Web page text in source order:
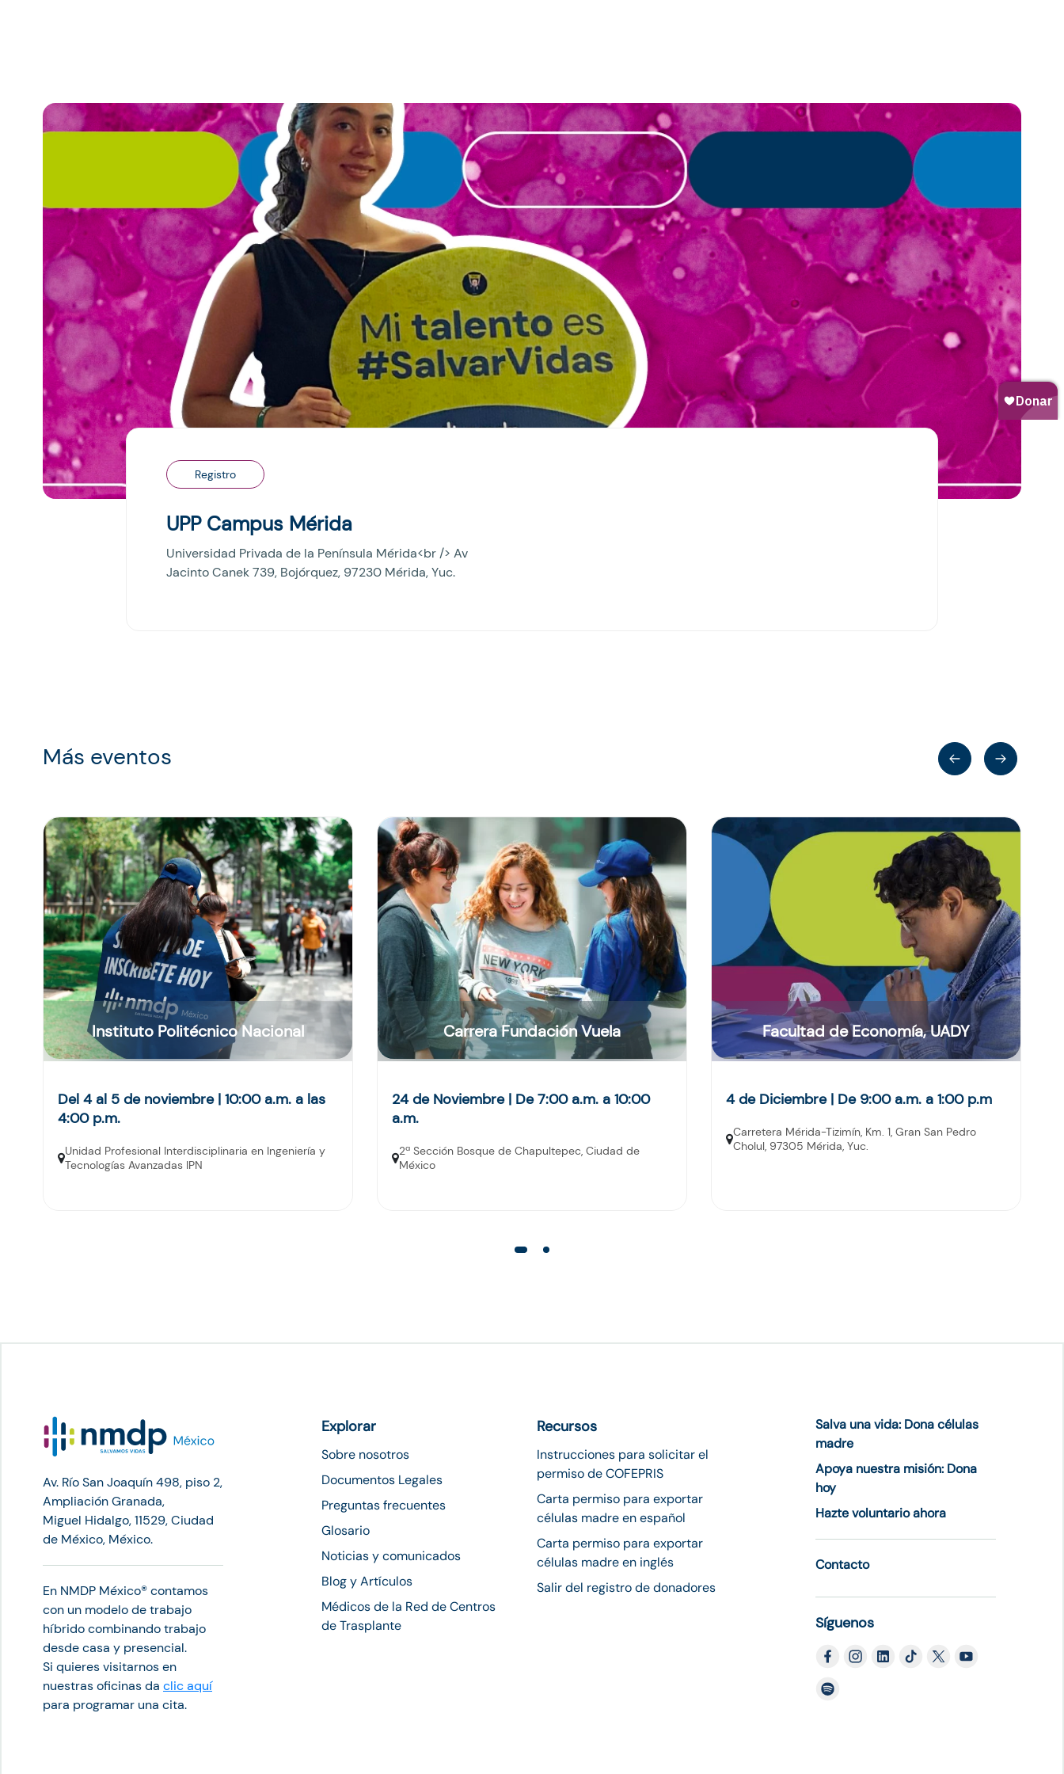
Registro
UPP Campus Mérida
Universidad Privada de la Península Mérida<br /> Av
Jacinto Canek 739, Bojórquez, 97230 Mérida, Yuc.
Más eventos
Instituto Politécnico Nacional
Del 4 al 5 de noviembre | 10:00 a.m. a las
4:00 p.m.
Unidad Profesional Interdisciplinaria en Ingeniería y
Tecnologías Avanzadas IPN
Carrera Fundación Vuela
24 de Noviembre | De 7:00 a.m. a 10:00
a.m.
2ª Sección Bosque de Chapultepec, Ciudad de
México
Facultad de Economía, UADY
4 de Diciembre | De 9:00 a.m. a 1:00 p.m
Carretera Mérida-Tizimín, Km. 1, Gran San Pedro
Cholul, 97305 Mérida, Yuc.
Av. Río San Joaquín 498, piso 2,
Ampliación Granada,
Miguel Hidalgo, 11529, Ciudad
de México, México.
En NMDP México®︎ contamos
con un modelo de trabajo
híbrido combinando trabajo
desde casa y presencial.
Si quieres visitarnos en
nuestras oficinas da clic aquí
para programar una cita.
Explorar
Sobre nosotros
Documentos Legales
Preguntas frecuentes
Glosario
Noticias y comunicados
Blog y Artículos
Médicos de la Red de Centros
de Trasplante
Recursos
Instrucciones para solicitar el
permiso de COFEPRIS
Carta permiso para exportar
células madre en español
Carta permiso para exportar
células madre en inglés
Salir del registro de donadores
Salva una vida: Dona células
madre
Apoya nuestra misión: Dona
hoy
Hazte voluntario ahora
Contacto
Síguenos